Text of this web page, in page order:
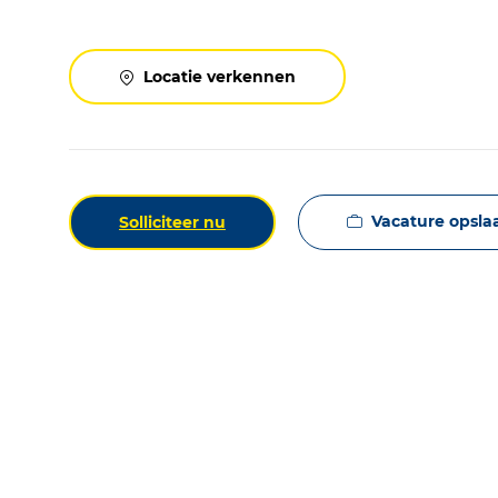
Locatie verkennen
Solliciteer nu Vacature